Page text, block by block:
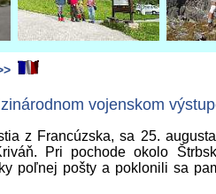
vojenskom
z Francúzska, sa 25.
Pri pochode okolo
poľnej pošty a poklonili sa